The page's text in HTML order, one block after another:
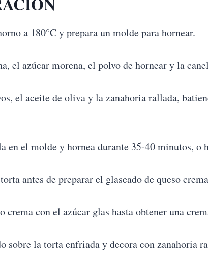
a 180°C y prepara un molde para hornear.
el azúcar morena, el polvo de hornear y la
el aceite de oliva y la zanahoria rallada,
en el molde y hornea durante 35-40 minutos, o
antes de preparar el glaseado de queso
crema con el azúcar glas hasta obtener una
sobre la torta enfriada y decora con zanahoria